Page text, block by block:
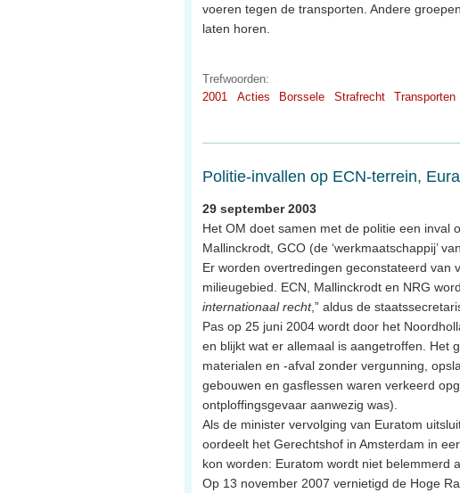
voeren tegen de transporten. Andere
laten horen.
Trefwoorden:
2001
Acties Borssele Strafrecht Transporten
Politie-invallen op ECN-terrein,
29 september 2003
Het OM doet samen met de politie een inval
Mallinckrodt, GCO (de ‘werkmaatschappij’
Er worden overtredingen geconstateerd van
milieugebied. ECN, Mallinckrodt en NRG
internationaal recht,” aldus de
Pas op 25 juni 2004 wordt door het
en blijkt wat er allemaal is aangetroffen. Het
materialen en -afval zonder vergunning,
gebouwen en gasflessen waren verkeerd
ontploffingsgevaar aanwezig was).
Als de minister vervolging van Euratom
oordeelt het Gerechtshof in Amsterdam in
kon worden: Euratom wordt niet belemmerd
Op 13 november 2007 vernietigd de Hoge